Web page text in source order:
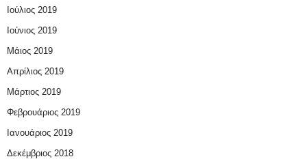
Ιούλιος 2019
Ιούνιος 2019
Μάιος 2019
Απρίλιος 2019
Μάρτιος 2019
Φεβρουάριος 2019
Ιανουάριος 2019
Δεκέμβριος 2018